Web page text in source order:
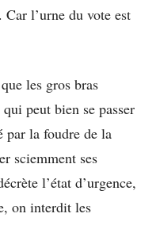
Car l’urne du vote est
les gros bras
peut bien se passer
par la foudre de la
sciemment ses
l’état d’urgence,
on interdit les